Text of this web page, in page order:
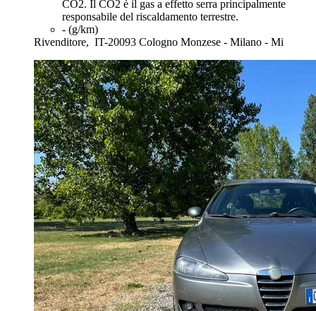
CO2. Il CO2 è il gas a effetto serra principalmente
responsabile del riscaldamento terrestre.
- (g/km)
Rivenditore, IT-20093 Cologno Monzese - Milano - Mi